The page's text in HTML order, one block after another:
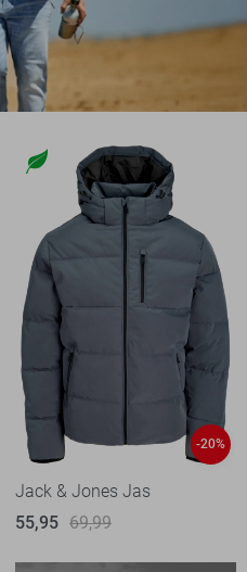
-20%
Jack & Jones Jas
55,95 69,99